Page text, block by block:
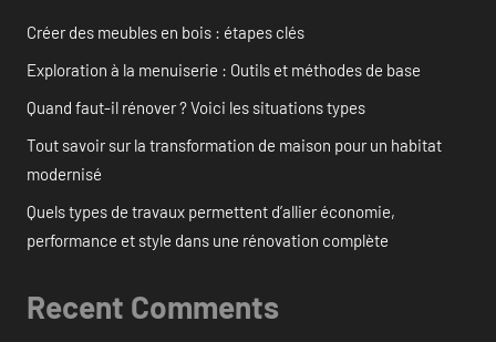
Créer des meubles en bois : étapes clés
Exploration à la menuiserie : Outils et méthodes de base
Quand faut-il rénover ? Voici les situations types
Tout savoir sur la transformation de maison pour un habitat
modernisé
Quels types de travaux permettent d’allier économie,
performance et style dans une rénovation complète
Recent Comments